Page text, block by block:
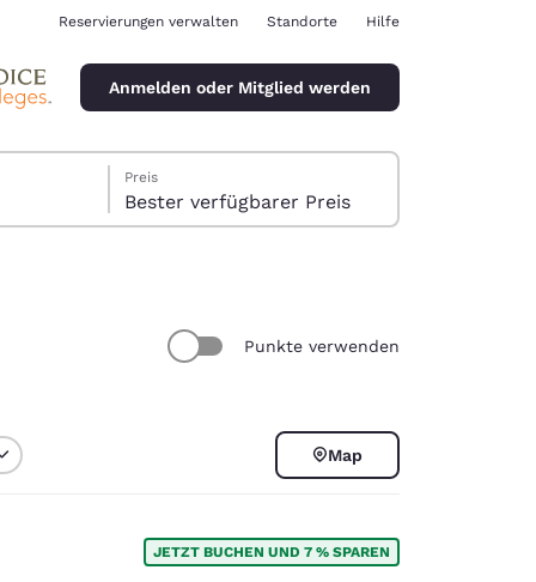
Reservierungen verwalten Standorte Hilfe
Anmelden oder Mitglied werden
Preis
Bester verfügbarer Preis
Punkte verwenden
Map
JETZT BUCHEN UND 7 % SPAREN